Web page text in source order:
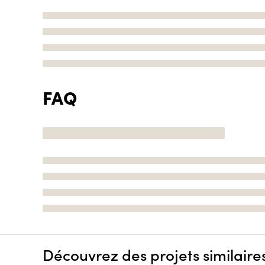
FAQ
Découvrez des projets